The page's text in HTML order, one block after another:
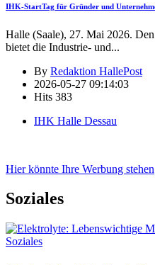
IHK-StartTag für Gründer und
Halle (Saale), 27. Mai 2026.
bietet die Industrie- und...
By Redaktion HallePost
2026-05-27 09:14:03
Hits 383
IHK Halle Dessau
Hier könnte Ihre Werbung stehen
Soziales
Soziales